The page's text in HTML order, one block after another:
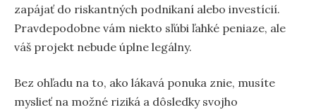
zapájať do riskantných podnikaní alebo investícií.
Pravdepodobne vám niekto sľúbi ľahké peniaze, ale
váš projekt nebude úplne legálny.
Bez ohľadu na to, ako lákavá ponuka znie, musíte
myslieť na možné riziká a dôsledky svojho